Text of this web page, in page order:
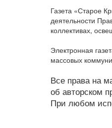
Газета «Старое
деятельности
коллективах,
Электронная
массовых
Все права на
об авторском
При любом